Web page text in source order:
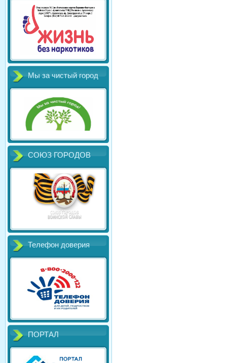
Мы за чистый город
СОЮЗ ГОРОДОВ
Телефон доверия
ПОРТАЛ